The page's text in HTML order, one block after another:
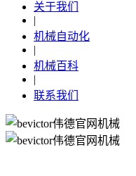
关于我们
|
机械自动化
|
机械百科
|
联系我们